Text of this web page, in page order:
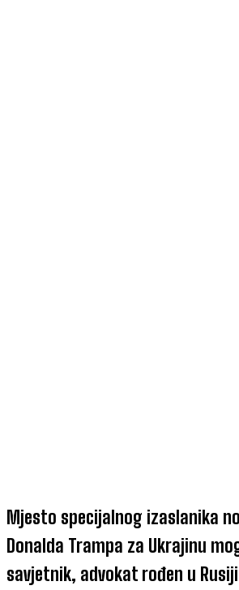
Mjesto specijalnog izaslanika
Donalda Trampa za Ukrajinu
savjetnik, advokat rođen u